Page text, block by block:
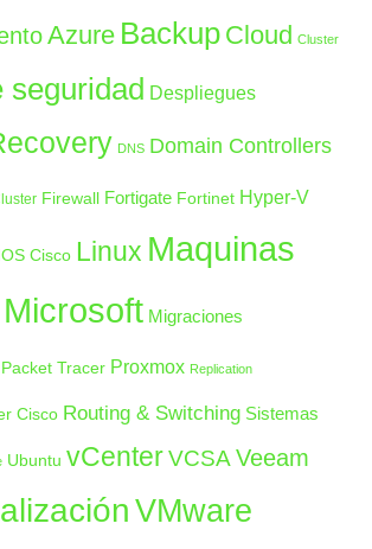
Azure Backup Cloud Cluster
seguridad Despliegues
DNS Domain Controllers
Firewall Fortigate Fortinet Hyper-V
Cisco Linux Maquinas
Microsoft Migraciones
Packet Tracer Proxmox Replication
Cisco Routing & Switching Sistemas
Ubuntu vCenter VCSA Veeam
VMware